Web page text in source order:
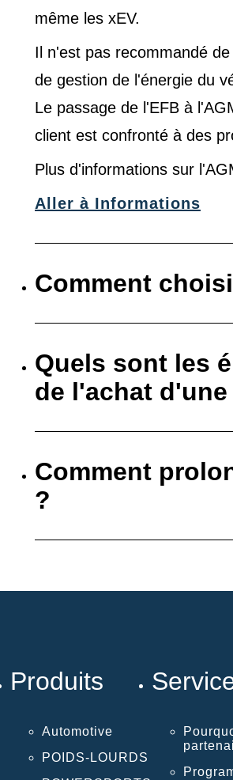
même les xEV.
Il n'est pas recommandé
de gestion de l'énergie du
Le passage de l'EFB à
client est confronté à des
Plus d'informations sur
Aller à Informations
Comment
Quels sont les
de l'achat
Comment
?
Produits
Automotive
POIDS-LOURDS